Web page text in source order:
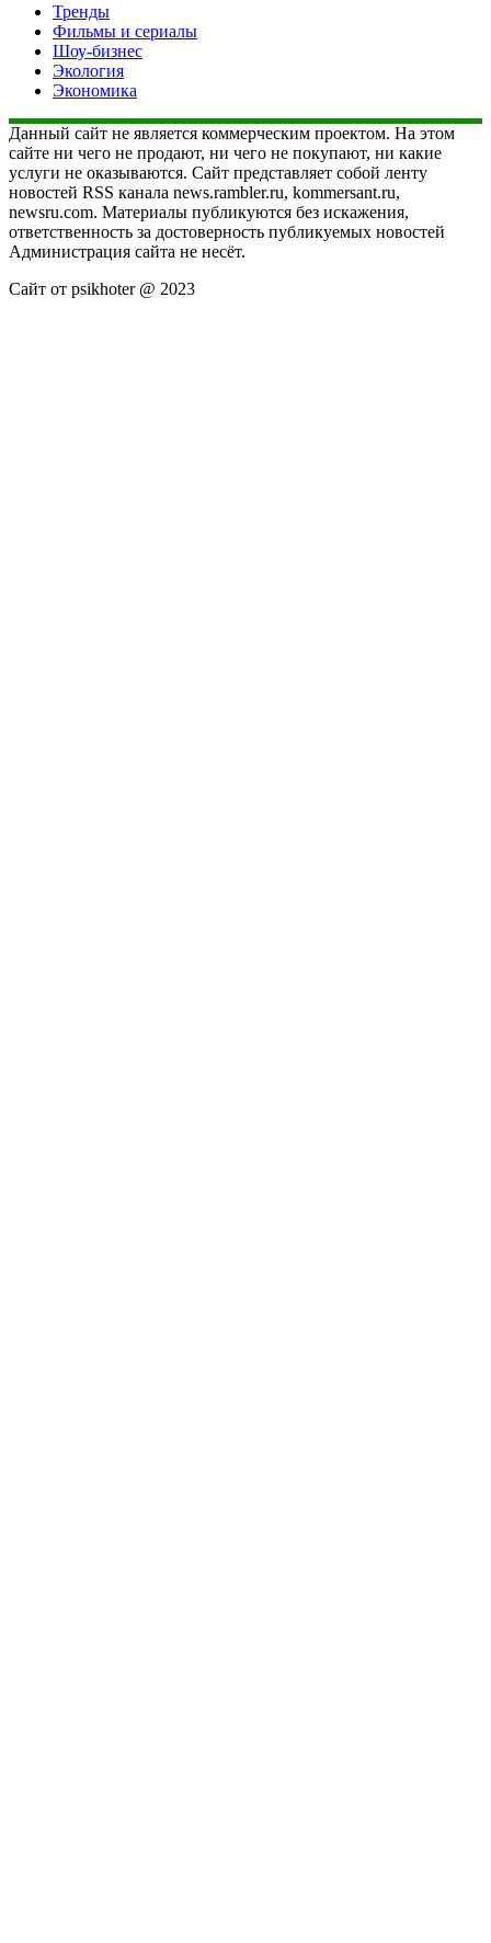
Тренды
Фильмы и сериалы
Шоу-бизнес
Экология
Экономика
Данный сайт не является коммерческим проектом. На этом
сайте ни чего не продают, ни чего не покупают, ни какие
услуги не оказываются. Сайт представляет собой ленту
новостей RSS канала news.rambler.ru, kommersant.ru,
newsru.com. Материалы публикуются без искажения,
ответственность за достоверность публикуемых новостей
Администрация сайта не несёт.
Сайт от psikhoter @ 2023